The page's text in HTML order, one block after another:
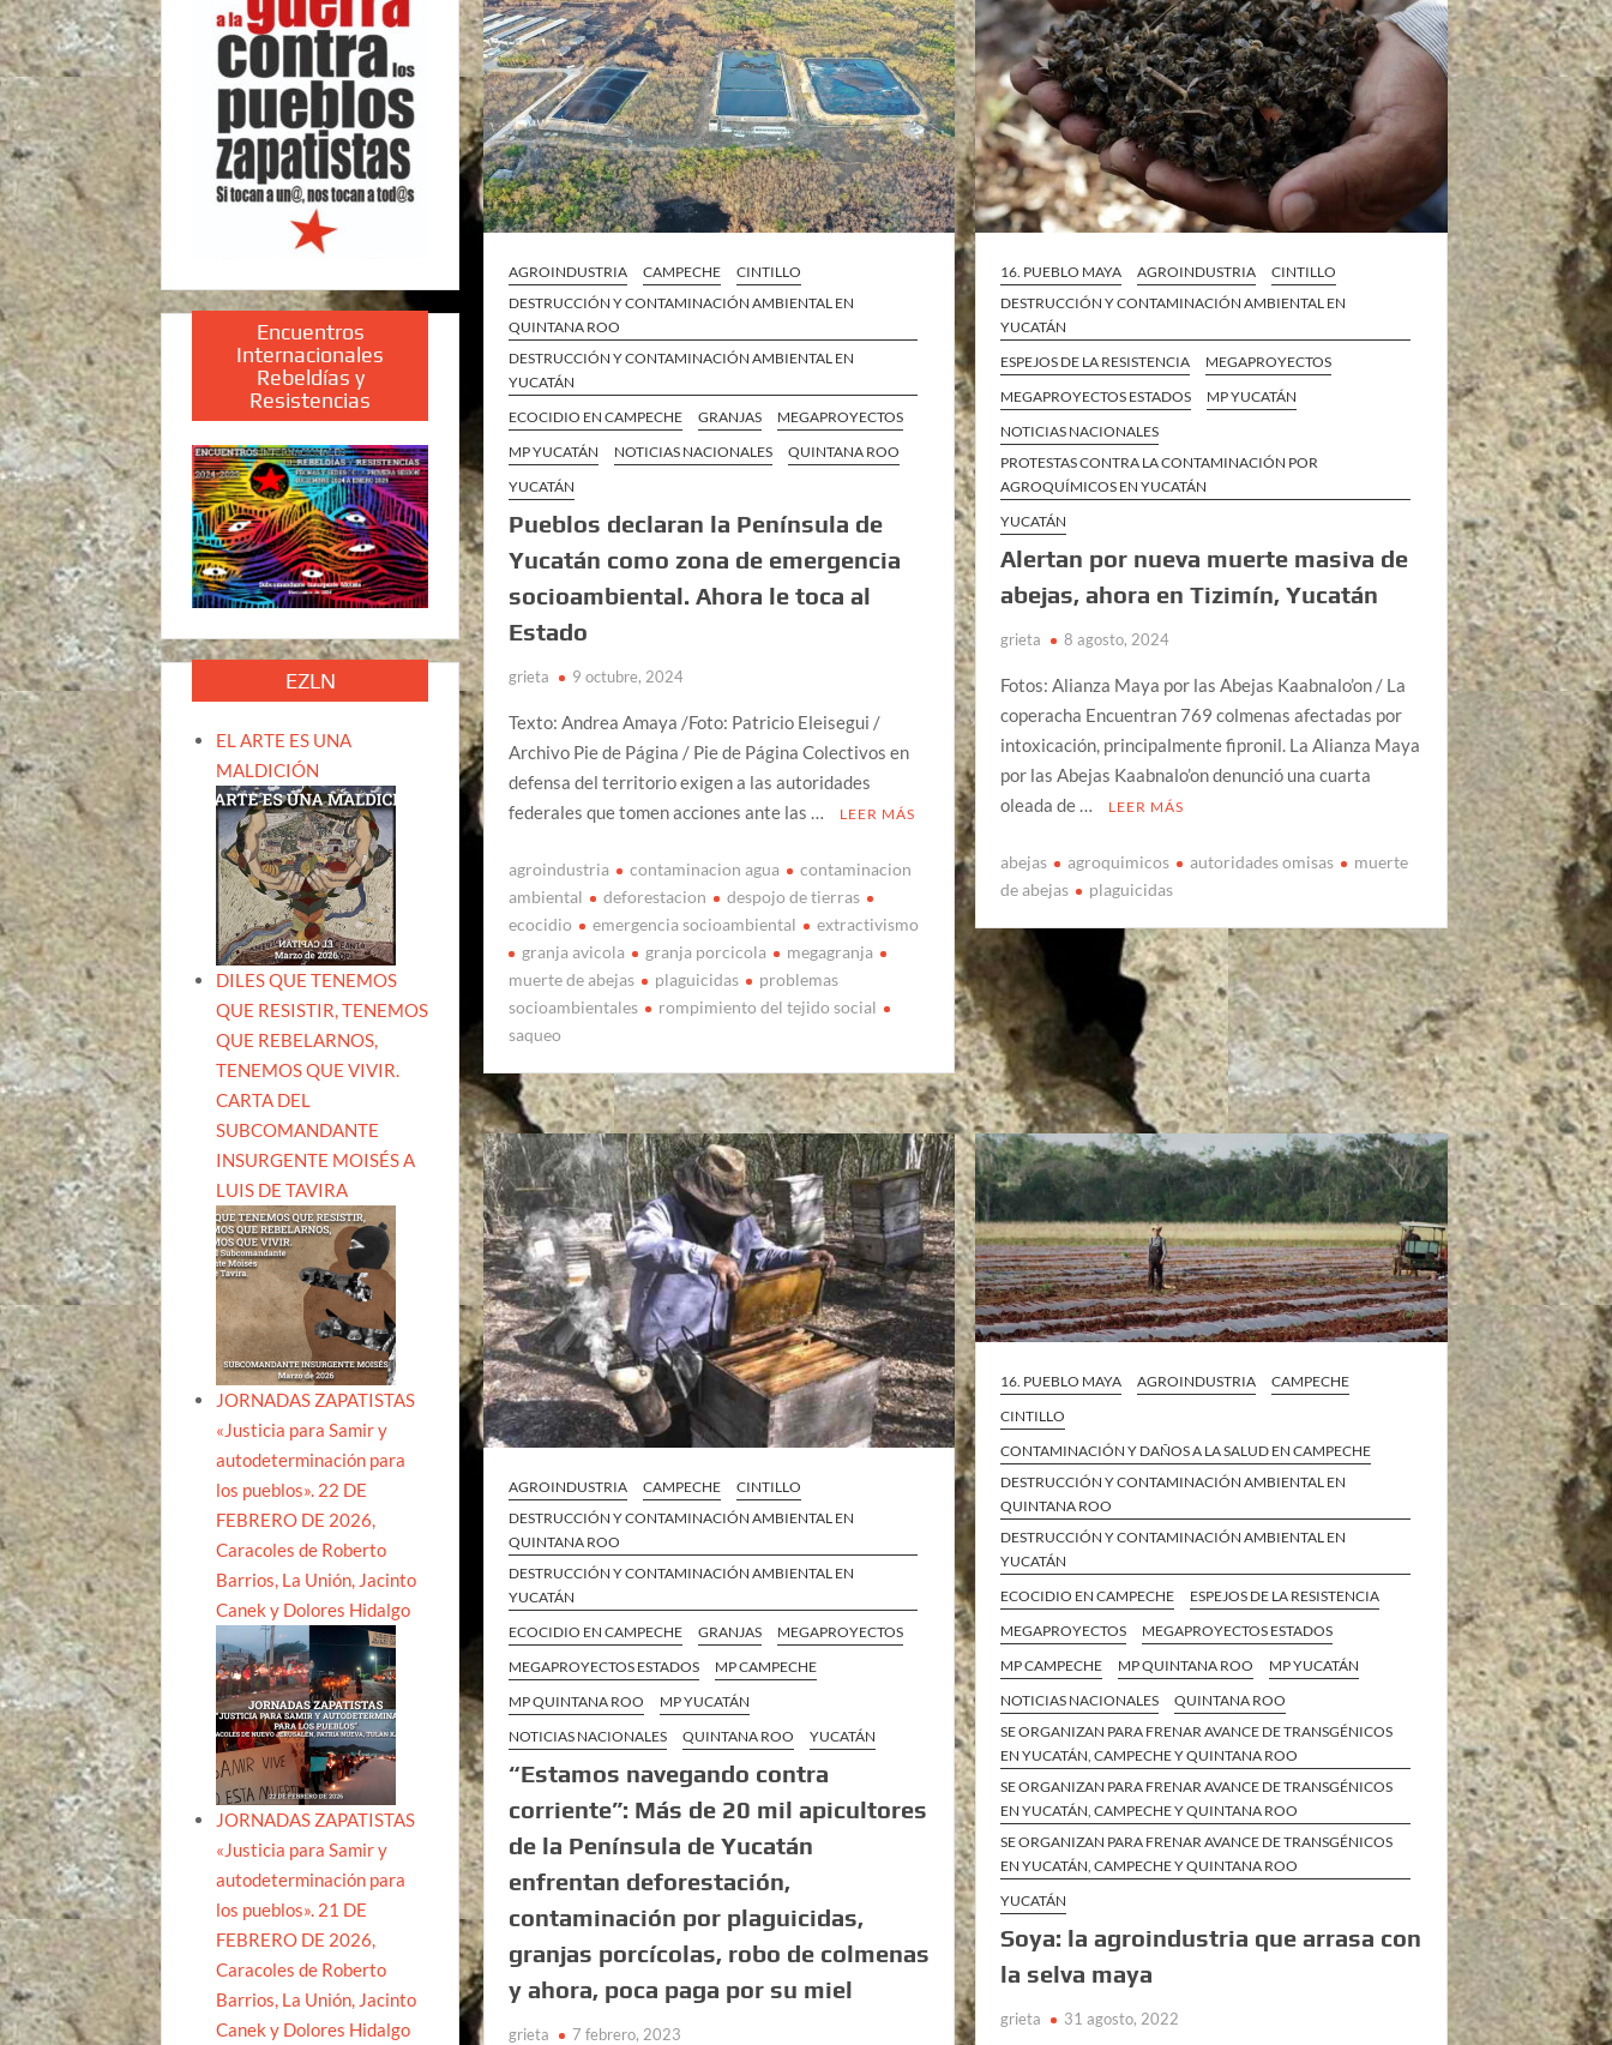
AGROINDUSTRIA CAMPECHE
CINTILLO
DESTRUCCIÓN Y CONTAMINACIÓN AMBIENTAL EN
QUINTANA ROO
DESTRUCCIÓN Y CONTAMINACIÓN AMBIENTAL EN
YUCATÁN
ECOCIDIO EN CAMPECHE
GRANJAS
MEGAPROYECTOS
MP YUCATÁN
NOTICIAS NACIONALES
QUINTANA ROO
YUCATÁN
Pueblos declaran la Península de
Yucatán como zona de emergencia
socioambiental. Ahora le toca al
Estado
grieta 9 octubre, 2024
Texto: Andrea Amaya /Foto: Patricio Eleisegui /
Archivo Pie de Página / Pie de Página Colectivos en
defensa del territorio exigen a las autoridades
federales que tomen acciones ante las …
LEER MÁS
agroindustria contaminacion agua
contaminacion
ambiental
deforestacion
despojo de tierras
ecocidio
emergencia socioambiental
extractivismo
granja avicola
granja porcicola
megagranja
muerte de abejas
plaguicidas
problemas
socioambientales
rompimiento del tejido social
saqueo
16. PUEBLO MAYA AGROINDUSTRIA
CINTILLO
DESTRUCCIÓN Y CONTAMINACIÓN AMBIENTAL EN
YUCATÁN
ESPEJOS DE LA RESISTENCIA
MEGAPROYECTOS
MEGAPROYECTOS ESTADOS
MP YUCATÁN
NOTICIAS NACIONALES
PROTESTAS CONTRA LA CONTAMINACIÓN POR
AGROQUÍMICOS EN YUCATÁN
YUCATÁN
Alertan por nueva muerte masiva de
abejas, ahora en Tizimín, Yucatán
grieta 8 agosto, 2024
Fotos: Alianza Maya por las Abejas Kaabnalo’on / La
coperacha Encuentran 769 colmenas afectadas por
intoxicación, principalmente fipronil. La Alianza Maya
por las Abejas Kaabnalo’on denunció una cuarta
oleada de …
LEER MÁS
abejas agroquimicos autoridades omisas
muerte
de abejas
plaguicidas
AGROINDUSTRIA CAMPECHE
CINTILLO
DESTRUCCIÓN Y CONTAMINACIÓN AMBIENTAL EN
QUINTANA ROO
DESTRUCCIÓN Y CONTAMINACIÓN AMBIENTAL EN
YUCATÁN
ECOCIDIO EN CAMPECHE
GRANJAS
MEGAPROYECTOS
MEGAPROYECTOS ESTADOS
MP CAMPECHE
MP QUINTANA ROO
MP YUCATÁN
NOTICIAS NACIONALES
QUINTANA ROO YUCATÁN
“Estamos navegando contra
corriente”: Más de 20 mil apicultores
de la Península de Yucatán
enfrentan deforestación,
contaminación por plaguicidas,
granjas porcícolas, robo de colmenas
y ahora, poca paga por su miel
grieta 7 febrero, 2023
16. PUEBLO MAYA AGROINDUSTRIA
CAMPECHE
CINTILLO
CONTAMINACIÓN Y DAÑOS A LA SALUD EN CAMPECHE
DESTRUCCIÓN Y CONTAMINACIÓN AMBIENTAL EN
QUINTANA ROO
DESTRUCCIÓN Y CONTAMINACIÓN AMBIENTAL EN
YUCATÁN
ECOCIDIO EN CAMPECHE
ESPEJOS DE LA RESISTENCIA
MEGAPROYECTOS
MEGAPROYECTOS ESTADOS
MP CAMPECHE
MP QUINTANA ROO
MP YUCATÁN
NOTICIAS NACIONALES
QUINTANA ROO
SE ORGANIZAN PARA FRENAR AVANCE DE TRANSGÉNICOS
EN YUCATÁN, CAMPECHE Y QUINTANA ROO
SE ORGANIZAN PARA FRENAR AVANCE DE TRANSGÉNICOS
EN YUCATÁN, CAMPECHE Y QUINTANA ROO
SE ORGANIZAN PARA FRENAR AVANCE DE TRANSGÉNICOS
EN YUCATÁN, CAMPECHE Y QUINTANA ROO
YUCATÁN
Soya: la agroindustria que arrasa con
la selva maya
grieta 31 agosto, 2022
Encuentros
Internacionales
Rebeldías y
Resistencias
EZLN
EL ARTE ES UNA
MALDICIÓN
DILES QUE TENEMOS
QUE RESISTIR, TENEMOS
QUE REBELARNOS,
TENEMOS QUE VIVIR.
CARTA DEL
SUBCOMANDANTE
INSURGENTE MOISÉS A
LUIS DE TAVIRA
JORNADAS ZAPATISTAS
«Justicia para Samir y
autodeterminación para
los pueblos». 22 DE
FEBRERO DE 2026,
Caracoles de Roberto
Barrios, La Unión, Jacinto
Canek y Dolores Hidalgo
JORNADAS ZAPATISTAS
«Justicia para Samir y
autodeterminación para
los pueblos». 21 DE
FEBRERO DE 2026,
Caracoles de Roberto
Barrios, La Unión, Jacinto
Canek y Dolores Hidalgo